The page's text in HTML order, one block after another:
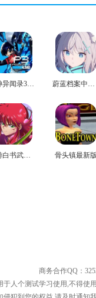
女神异闻录3免费版 蔚蓝档案中文版
幽游白书武术会游戏正版 骨头镇最新版
商务合作QQ：
人个测试学习使用,不得使